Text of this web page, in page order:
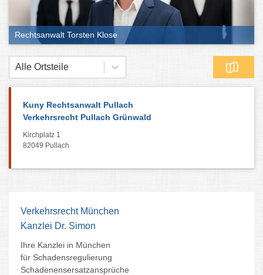
Rechtsanwalt Torsten Klose
Alle Ortsteile
Kuny Rechtsanwalt Pullach
Verkehrsrecht Pullach Grünwald
Kirchplatz 1
82049 Pullach
Verkehrsrecht München
Kanzlei Dr. Simon
Ihre Kanzlei in München
für Schadensregulierung
Schadenensersatzansprüche